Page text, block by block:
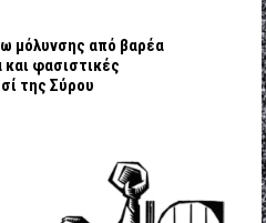
μόλυνσης από βαρέα
και φασιστικές
της Σύρου